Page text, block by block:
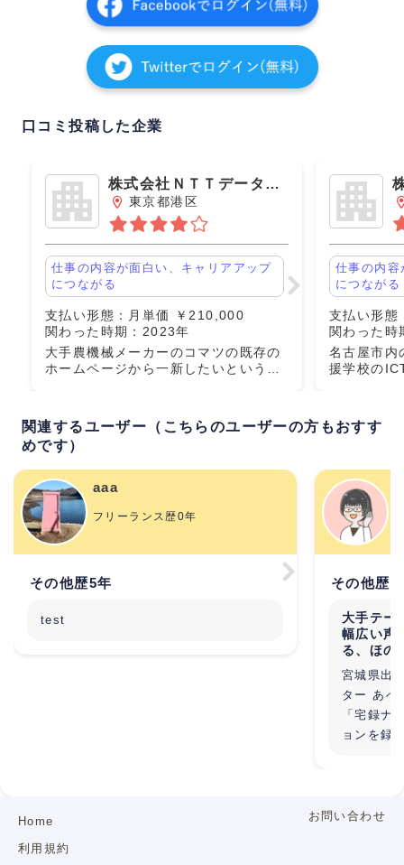
口コミ投稿した企業
株式会社ＮＴＴデータ・
ニューソン
東京都港区
仕事の内容が面白い、キャリアアップ
につながる
支払い形態：月単価 ￥210,000
関わった時期：2023年
大手農機械メーカーのコマツの既存の
ホームページから一新したいというお
が、サイト作成に使うSiteCoreがスキ
ルアップにつながってくる
仕事の内容
につながる
支払い形
関わった時
名古屋市内
援学校の
らうよう
ティの説明
関連するユーザー（こちらのユーザーの方もおすす
めです）
aaa
フリーランス歴0年
その他歴5年
test
その他歴2
大手テー
幅広い声
る、ほの
宮城県出
ター あべ
「宅録ナ
ョンを録
「笑顔の
Home
利用規約
お問い合わせ